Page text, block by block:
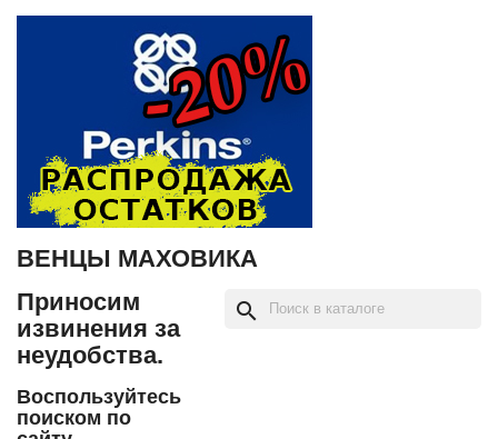
ВЕНЦЫ МАХОВИКА
Приносим
извинения за
неудобства.
Воспользуйтесь
поиском по
search